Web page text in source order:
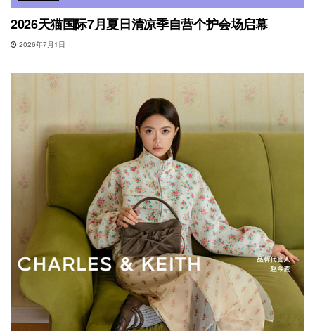
2026天猫国际7月夏日清凉季自营个护会场启幕
2026年7月1日